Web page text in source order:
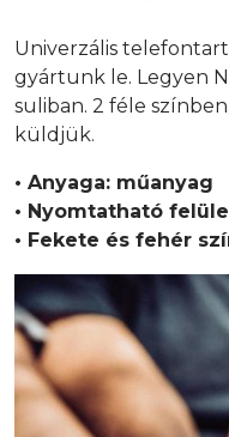
Univerzális
gyártunk le. Legyen
suliban. 2 féle
küldjük.
• Anyaga: műanyag
• Nyomtatható
• Fekete és fehér